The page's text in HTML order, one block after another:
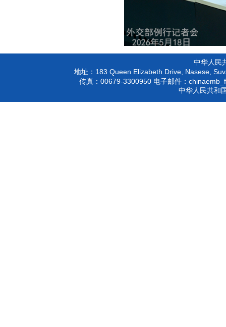
中华人民
地址： 183 Queen Elizabeth Drive, Nasese,
传真： 00679-3300950电子邮件：
中华人民共和